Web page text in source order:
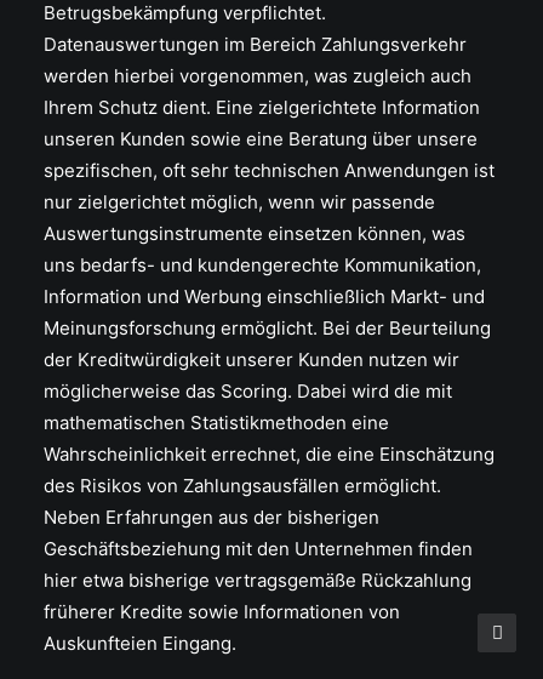
Betrugsbekämpfung verpflichtet.
Datenauswertungen im Bereich Zahlungsverkehr
werden hierbei vorgenommen, was zugleich auch
Ihrem Schutz dient. Eine zielgerichtete Information
unseren Kunden sowie eine Beratung über unsere
spezifischen, oft sehr technischen Anwendungen ist
nur zielgerichtet möglich, wenn wir passende
Auswertungsinstrumente einsetzen können, was
uns bedarfs- und kundengerechte Kommunikation,
Information und Werbung einschließlich Markt- und
Meinungsforschung ermöglicht. Bei der Beurteilung
der Kreditwürdigkeit unserer Kunden nutzen wir
möglicherweise das Scoring. Dabei wird die mit
mathematischen Statistikmethoden eine
Wahrscheinlichkeit errechnet, die eine Einschätzung
des Risikos von Zahlungsausfällen ermöglicht.
Neben Erfahrungen aus der bisherigen
Geschäftsbeziehung mit den Unternehmen finden
hier etwa bisherige vertragsgemäße Rückzahlung
früherer Kredite sowie Informationen von
Auskunfteien Eingang.